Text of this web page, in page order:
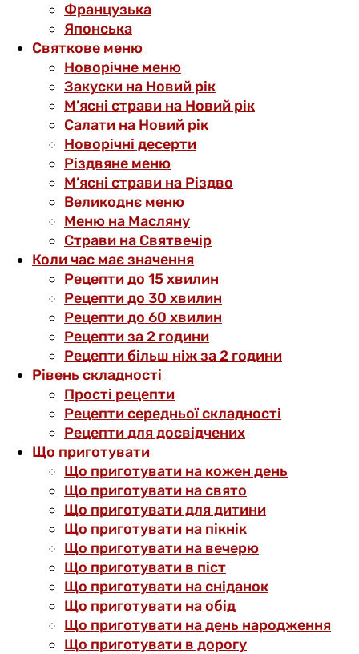
Французька
Японська
Святкове меню
Новорічне меню
Закуски на Новий рік
М’ясні страви на Новий рік
Салати на Новий рік
Новорічні десерти
Різдвяне меню
М’ясні страви на Різдво
Великоднє меню
Меню на Масляну
Страви на Святвечір
Коли час має значення
Рецепти до 15 хвилин
Рецепти до 30 хвилин
Рецепти до 60 хвилин
Рецепти за 2 години
Рецепти більш ніж за 2 години
Рівень складності
Прості рецепти
Рецепти середньої складності
Рецепти для досвідчених
Що приготувати
Що приготувати на кожен день
Що приготувати на свято
Що приготувати для дитини
Що приготувати на пікнік
Що приготувати на вечерю
Що приготувати в піст
Що приготувати на сніданок
Що приготувати на обід
Що приготувати на день народження
Що приготувати в дорогу